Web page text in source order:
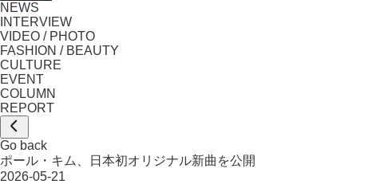
NEWS
INTERVIEW
VIDEO / PHOTO
FASHION / BEAUTY
CULTURE
EVENT
COLUMN
REPORT
Go back
ポール・キム、日本初オリジナル新曲を公開
2026-05-21